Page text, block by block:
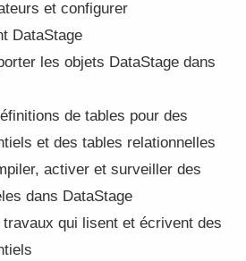
et configurer
DataStage
les objets DataStage dans
de tables pour des
et des tables relationnelles
activer et surveiller des
dans DataStage
qui lisent et écrivent des